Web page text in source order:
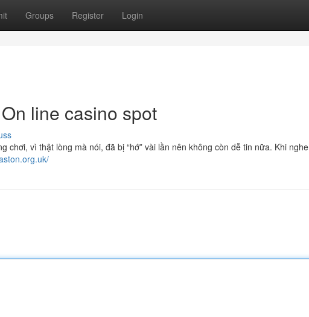
Groups Register Login
line casino spot
chơi, vì thật lòng mà nói, đã bị “hớ” vài lần nên không còn dễ tin nữa. Khi nghe